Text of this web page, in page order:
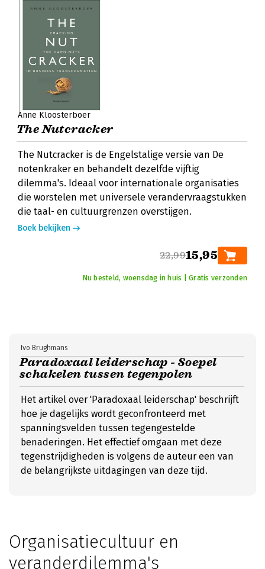
Anne Kloosterboer
The Nutcracker
The Nutcracker is de Engelstalige versie van De
notenkraker en behandelt dezelfde vijftig
dilemma's. Ideaal voor internationale organisaties
die worstelen met universele verandervraagstukken
die taal- en cultuurgrenzen overstijgen.
Boek bekijken
22,9915,95
Nu besteld, woensdag in huis | Gratis verzonden
Paradoxaal leiderschap - Soepel
schakelen tussen tegenpolen
Ivo Brughmans
Het artikel over 'Paradoxaal leiderschap' beschrijft
hoe je dagelijks wordt geconfronteerd met
spanningsvelden tussen tegengestelde
benaderingen. Het effectief omgaan met deze
tegenstrijdigheden is volgens de auteur een van
de belangrijkste uitdagingen van deze tijd.
Organisatiecultuur en
veranderdilemma's